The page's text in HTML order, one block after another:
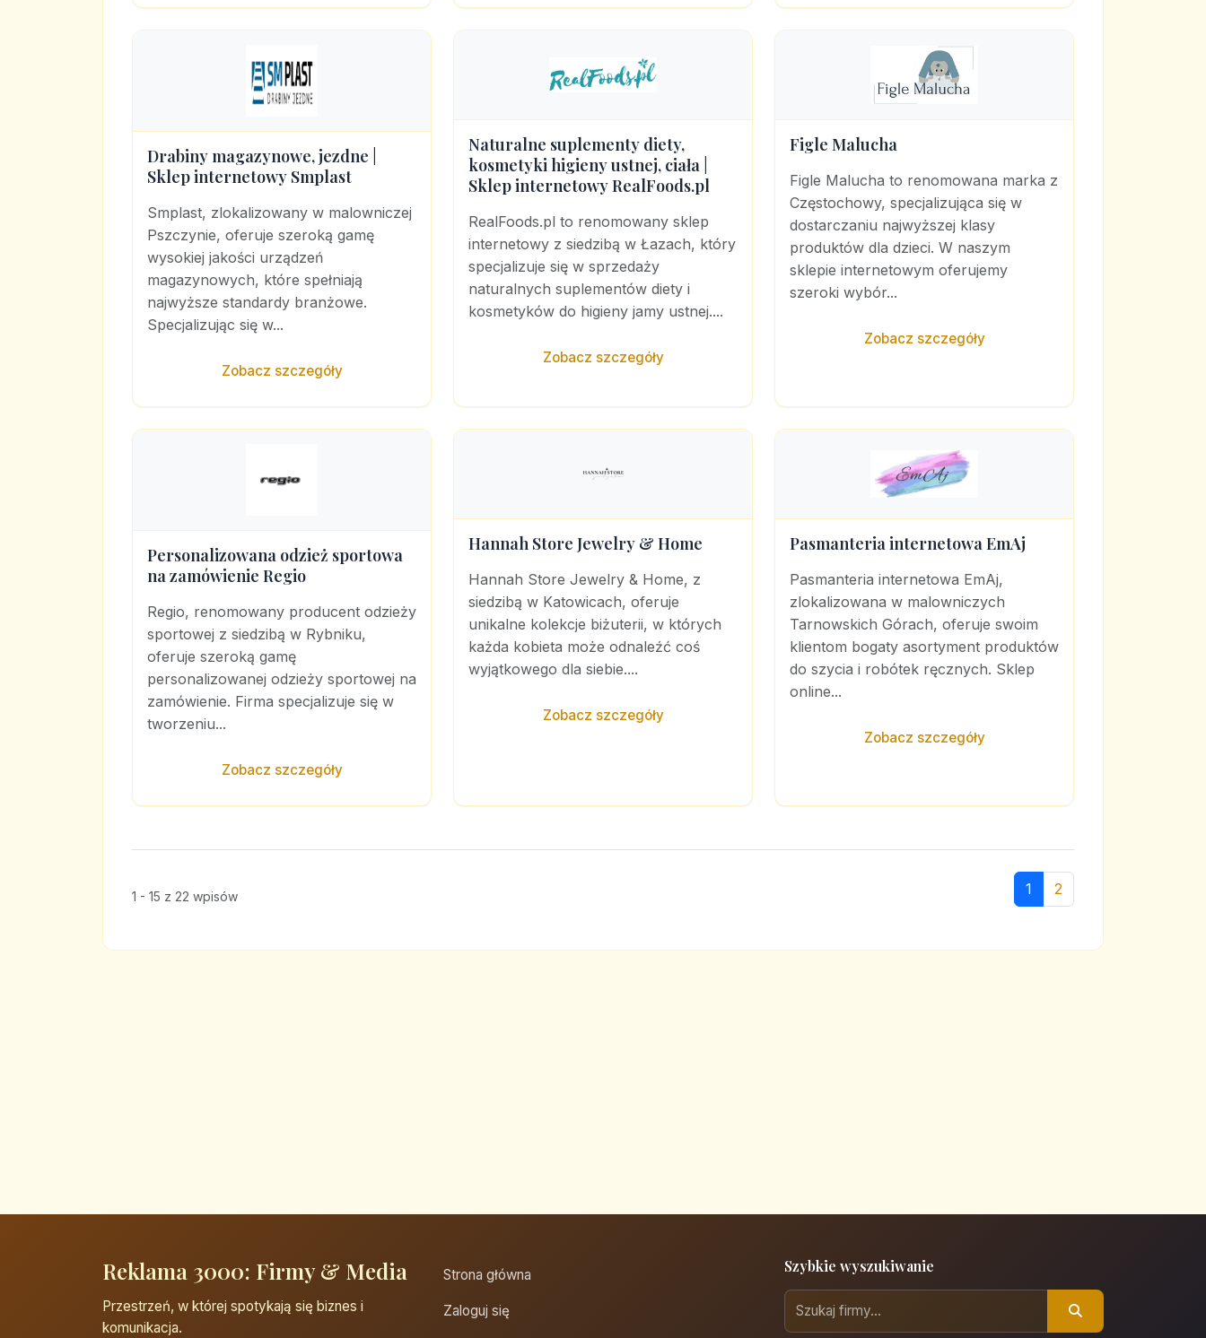
Drabiny magazynowe, jezdne |
Sklep internetowy Smplast
Smplast, zlokalizowany w malowniczej
Pszczynie, oferuje szeroką gamę
wysokiej jakości urządzeń
magazynowych, które spełniają
najwyższe standardy branżowe.
Specjalizując się w...
Zobacz szczegóły
Naturalne suplementy diety,
kosmetyki higieny ustnej, ciała |
Sklep internetowy RealFoods.pl
RealFoods.pl to renomowany sklep
internetowy z siedzibą w Łazach, który
specjalizuje się w sprzedaży
naturalnych suplementów diety i
kosmetyków do higieny jamy ustnej....
Zobacz szczegóły
Figle Malucha
Figle Malucha to renomowana marka z
Częstochowy, specjalizująca się w
dostarczaniu najwyższej klasy
produktów dla dzieci. W naszym
sklepie internetowym oferujemy
szeroki wybór...
Zobacz szczegóły
Personalizowana odzież sportowa
na zamówienie Regio
Regio, renomowany producent odzieży
sportowej z siedzibą w Rybniku,
oferuje szeroką gamę
personalizowanej odzieży sportowej na
zamówienie. Firma specjalizuje się w
tworzeniu...
Zobacz szczegóły
Hannah Store Jewelry & Home
Hannah Store Jewelry & Home, z
siedzibą w Katowicach, oferuje
unikalne kolekcje biżuterii, w których
każda kobieta może odnaleźć coś
wyjątkowego dla siebie....
Zobacz szczegóły
Pasmanteria internetowa EmAj
Pasmanteria internetowa EmAj,
zlokalizowana w malowniczych
Tarnowskich Górach, oferuje swoim
klientom bogaty asortyment produktów
do szycia i robótek ręcznych. Sklep
online...
Zobacz szczegóły
1 - 15 z 22 wpisów 1 2
Reklama 3000: Firmy & Media
Przestrzeń, w której spotykają się biznes i
komunikacja.
Strona główna
Zaloguj się
Szybkie wyszukiwanie